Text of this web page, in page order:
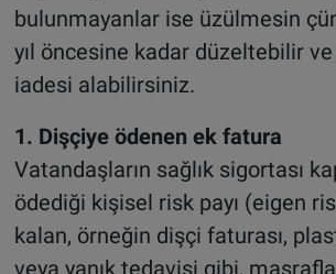
bulunmayanlar ise üzülmesin
yıl öncesine kadar düzeltebilir
iadesi alabilirsiniz.
1. Dişçiye ödenen ek fatura
Vatandaşların sağlık sigortası
ödediği kişisel risk payı (eigen
kalan, örneğin dişçi faturası,
veya yanık tedavisi gibi,